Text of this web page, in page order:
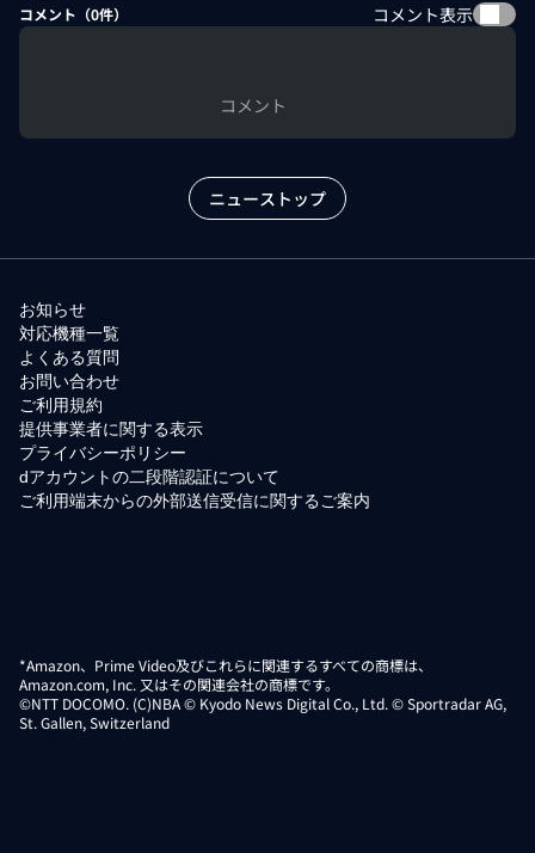
コメント（0件） コメント表示
コメント
ニューストップ
お知らせ
対応機種一覧
よくある質問
お問い合わせ
ご利用規約
提供事業者に関する表示
プライバシーポリシー
dアカウントの二段階認証について
ご利用端末からの外部送信受信に関するご案内
*Amazon、Prime Video及びこれらに関連するすべての商標は、
Amazon.com, Inc. 又はその関連会社の商標です。
©NTT DOCOMO. (C)NBA © Kyodo News Digital Co., Ltd. © Sportradar AG,
St. Gallen, Switzerland